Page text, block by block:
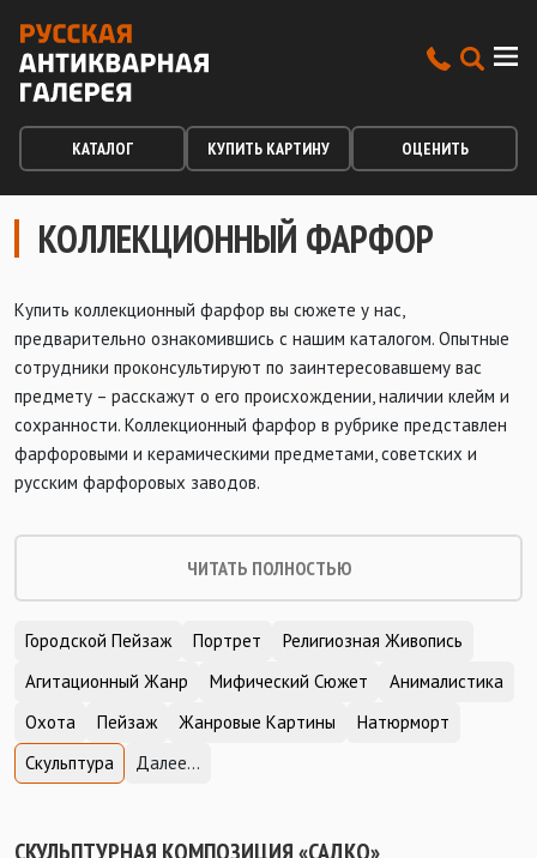
КАТАЛОГ КУПИТЬ КАРТИНУ ОЦЕНИТЬ
КОЛЛЕКЦИОННЫЙ ФАРФОР
Купить коллекционный фарфор вы сюжете у нас,
предварительно ознакомившись с нашим каталогом. Опытные
сотрудники проконсультируют по заинтересовавшему вас
предмету – расскажут о его происхождении, наличии клейм и
сохранности. Коллекционный фарфор в рубрике представлен
фарфоровыми и керамическими предметами, советских и
русским фарфоровых заводов.
ЧИТАТЬ ПОЛНОСТЬЮ
Городской Пейзаж Портрет
Религиозная Живопись
Агитационный Жанр
Мифический Сюжет
Анималистика
Охота
Пейзаж Жанровые Картины
Натюрморт
Скульптура
Далее...